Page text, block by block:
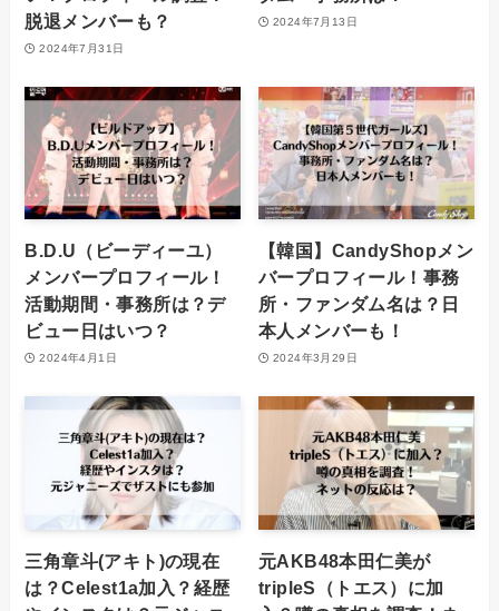
脱退メンバーも？
2024年7月31日
2024年7月13日
B.D.U（ビーディーユ）
メンバープロフィール！
活動期間・事務所は？デ
ビュー日はいつ？
2024年4月1日
【韓国】CandyShopメン
バープロフィール！事務
所・ファンダム名は？日
本人メンバーも！
2024年3月29日
三角章斗(アキト)の現在
は？Celest1a加入？経歴
元AKB48本田仁美が
tripleS（トエス）に加